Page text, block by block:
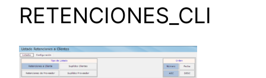
RETENCIONES_CLI